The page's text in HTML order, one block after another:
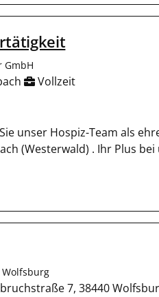
GmbH
Vollzeit
unser Hospiz-Team als
(Westerwald) . Ihr Plus
7, 38440